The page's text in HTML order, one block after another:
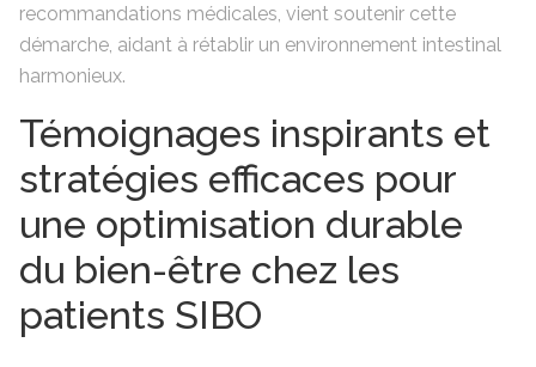
recommandations médicales, vient soutenir cette
démarche, aidant à rétablir un environnement intestinal
harmonieux.
Témoignages inspirants et
stratégies efficaces pour
une optimisation durable
du bien-être chez les
patients SIBO